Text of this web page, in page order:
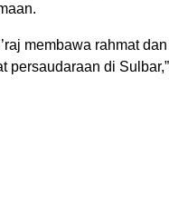
membawa rahmat
persaudaraan di